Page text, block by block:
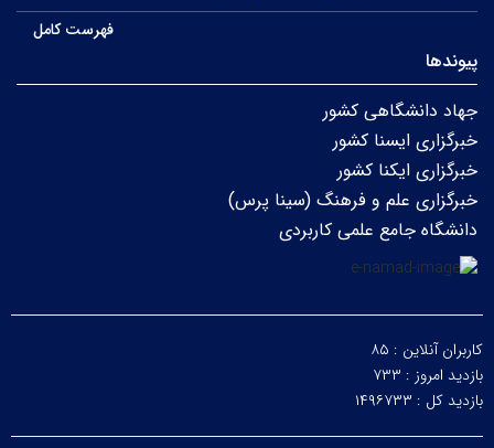
فهرست کامل
پیوندها
جهاد دانشگاهی کشور
خبرگزاری ایسنا کشور
خبرگزاری ایکنا کشور
خبرگزاری علم و فرهنگ (سینا پرس)
دانشگاه جامع علمی کاربردی
کاربران آنلاین : ۸۵
بازدید امروز : ۷۳۳
بازدید کل : ۱۴۹۶۷۳۳